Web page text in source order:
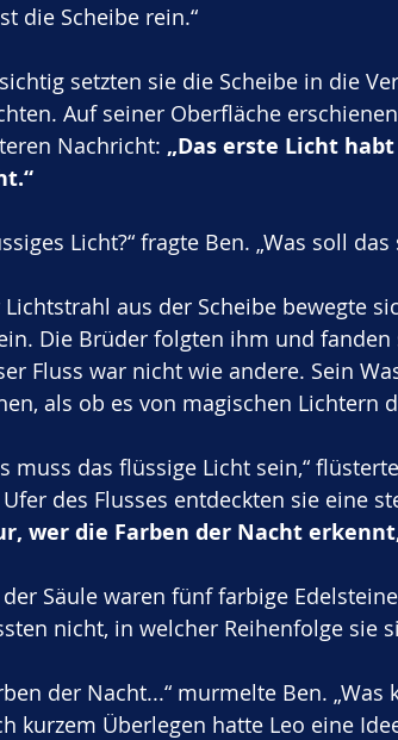
die Scheibe rein.“
setzten sie die Scheibe in die
Auf seiner Oberfläche
Nachricht: „Das erste Licht
Licht?“ fragte Ben. „Was soll das
Lichtstrahl aus der Scheibe bewegte
Die Brüder folgten ihm und
Fluss war nicht wie andere. Sein
als ob es von magischen Lichtern
muss das flüssige Licht sein,“
des Flusses entdeckten sie eine
wer die Farben der Nacht
Säule waren fünf farbige
nicht, in welcher Reihenfolge sie
der Nacht...“ murmelte Ben.
kurzem Überlegen hatte Leo eine